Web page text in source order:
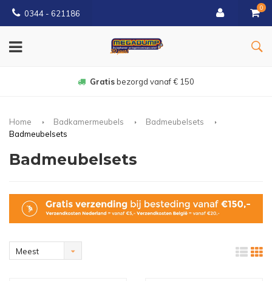
0344 - 621186
0
Gratisbezorgd vanaf € 150
Home Badkamermeubels
Badmeubelsets
Badmeubelsets
Badmeubelsets
Meest